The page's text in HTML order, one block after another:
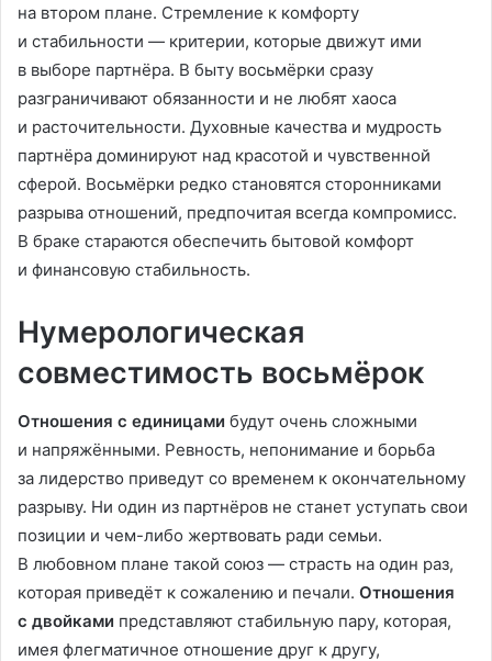
на втором плане. Стремление к комфорту
и стабильности — критерии, которые движут ими
в выборе партнёра. В быту восьмёрки сразу
разграничивают обязанности и не любят хаоса
и расточительности. Духовные качества и мудрость
партнёра доминируют над красотой и чувственной
сферой. Восьмёрки редко становятся сторонниками
разрыва отношений, предпочитая всегда компромисс.
В браке стараются обеспечить бытовой комфорт
и финансовую стабильность.
Нумерологическая
совместимость восьмёрок
Отношения с единицами будут очень сложными
и напряжёнными. Ревность, непонимание и борьба
за лидерство приведут со временем к окончательному
разрыву. Ни один из партнёров не станет уступать свои
позиции и чем-либо жертвовать ради семьи.
В любовном плане такой союз — страсть на один раз,
которая приведёт к сожалению и печали. Отношения
с двойками представляют стабильную пару, которая,
имея флегматичное отношение друг к другу,